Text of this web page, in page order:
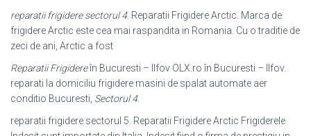
reparatii frigidere sectorul 4. Reparatii Frigidere Arctic. Marca de
frigidere Arctic este cea mai raspandita in Romania. Cu o traditie de
zeci de ani, Arctic a fost
Reparatii Frigidereîn Bucuresti – Ilfov OLX.ro în Bucuresti – Ilfov.
reparati la domiciliu frigidere masini de spalat automate aer
conditio Bucuresti, Sectorul 4.
reparatii frigidere sectorul 5. Reparatii Frigidere Arctic Frigiderele